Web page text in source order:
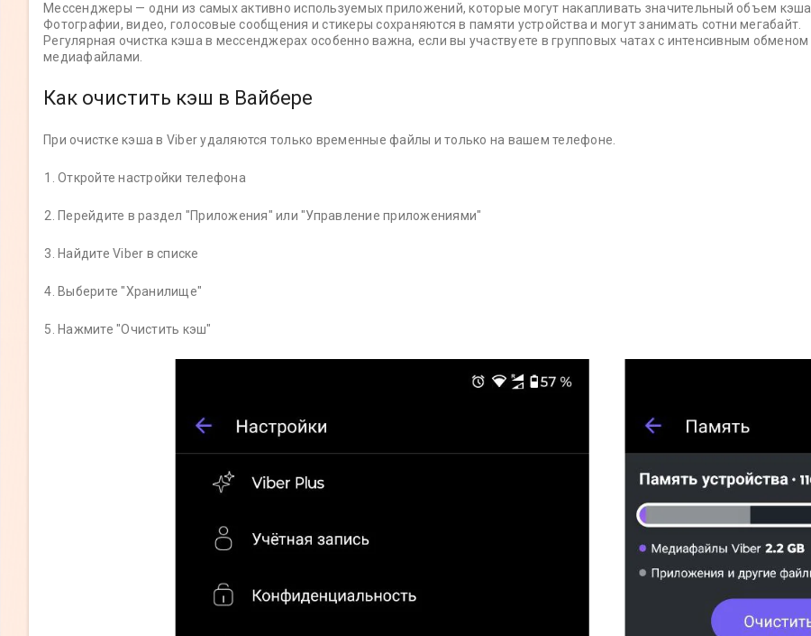
Мессенджеры — одни из самых активно используемых приложений, которые могут накапливать значительный объем кэша.
Фотографии, видео, голосовые сообщения и стикеры сохраняются в памяти устройства и могут занимать сотни мегабайт.
Регулярная очистка кэша в мессенджерах особенно важна, если вы участвуете в групповых чатах с интенсивным обменом
медиафайлами.
Как очистить кэш в Вайбере
При очистке кэша в Viber удаляются только временные файлы и только на вашем телефоне.
Откройте настройки телефона
Перейдите в раздел "Приложения" или "Управление приложениями"
Найдите Viber в списке
Выберите "Хранилище"
Нажмите "Очистить кэш"